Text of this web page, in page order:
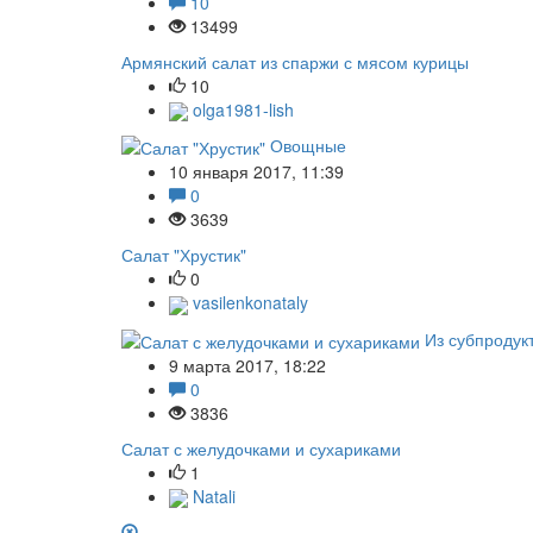
13499
Армянский салат из спаржи с мясом курицы
10
olga1981-lish
Овощные
10 января 2017, 11:39
0
3639
Салат "Хрустик"
0
vasilenkonataly
Из
9 марта 2017, 18:22
0
3836
Салат с желудочками и сухариками
1
Natali